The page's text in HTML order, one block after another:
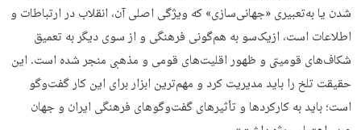
شدن یا به‌تعبیری «جهانی‌سازی» که ویژگی اصلی آن‌، انقلاب در ارتباطات و
اطلاعات است، ازیک‌سو به هم‌گونی فرهنگی و از سوی دیگر به تعمیق
شکاف‌های قومیتی و ظهور اقلیت‌های قومی و مذهبی منجر شده است. این
حقیقت تلخ را باید مدیریت کرد و مهم‌ترین ابزار برای این کار گفت‌وگو
است؛ باید به کارکردها و تأثیرهای گفت‌وگوهای فرهنگی ایران و جهان